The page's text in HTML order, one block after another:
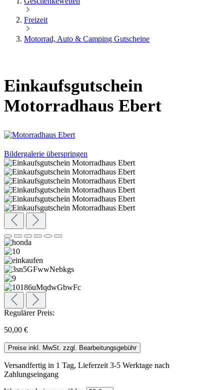
Freizeit
Motorrad, Auto & Camping Gutscheine
Einkaufsgutschein
Motorradhaus Ebert
Bildergalerie überspringen
Regulärer Preis:
50,00 €
Preise inkl. MwSt. zzgl. Bearbeitungsgebühr
Versandfertig in 1 Tag, Lieferzeit 3-5 Werktage nach
Zahlungseingang